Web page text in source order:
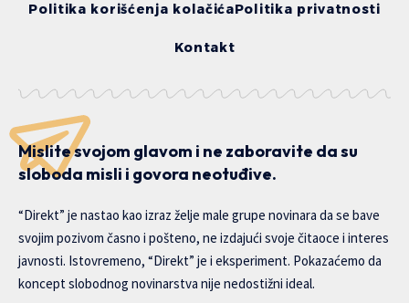
Politika korišćenja kolačićaPolitika privatnosti
Kontakt
Mislite svojom glavom i ne zaboravite da su
sloboda misli i govora neotuđive.
“Direkt” je nastao kao izraz želje male grupe novinara da se bave
svojim pozivom časno i pošteno, ne izdajući svoje čitaoce i interes
javnosti. Istovremeno, “Direkt” je i eksperiment. Pokazaćemo da
koncept slobodnog novinarstva nije nedostižni ideal.